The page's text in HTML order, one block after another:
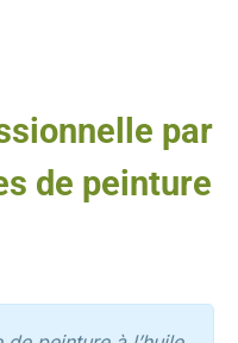
par
de peinture